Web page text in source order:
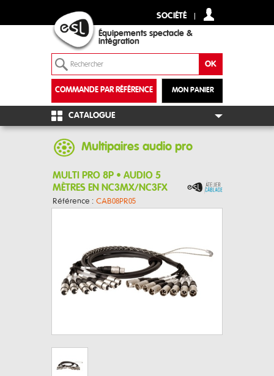
SOCIÉTÉ
Équipements spectacle &
intégration
MON PANIER
COMMANDE PAR RÉFÉRENCE
+
CATALOGUE
Multipaires audio pro
MULTI PRO 8P • AUDIO 5
MÈTRES EN NC3MX/NC3FX
Référence : CAB08PR05